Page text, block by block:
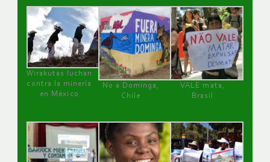
Wirakutas luchan
contra la minería
en México
No a Dominga,
Chile
VALE mata,
Brasil